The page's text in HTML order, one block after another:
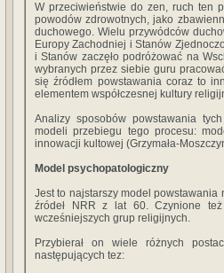
W przeciwieństwie do zen, ruch ten
powodów zdrowotnych, jako
duchowego. Wielu przywódców
Europy Zachodniej i Stanów
i Stanów zaczęło podróżować na
wybranych przez siebie guru
się źródłem powstawania coraz to
elementem współczesnej kultury
Analizy sposobów powstawania
modeli przebiegu tego procesu:
innowacji kultowej (Grzymała-
Model psychopatologiczny
Jest to najstarszy model
źródeł NRR z lat 60. Czynione
wcześniejszych grup religijnych.
Przybierał on wiele różnych
następujących tez: